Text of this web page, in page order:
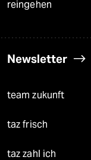
reingehen
Newsletter
team zukunft
taz frisch
taz zahl ich